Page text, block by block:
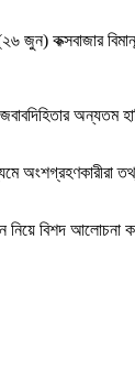
কক্সবাজার
অন্যতম
নিয়ে বিশদ আলোচনা